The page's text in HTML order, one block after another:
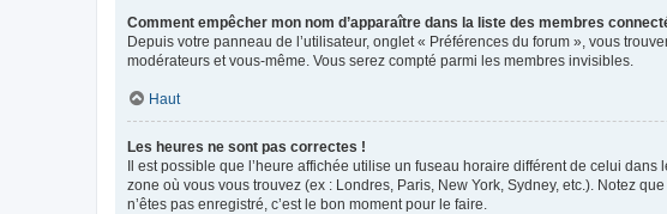
Comment empêcher mon nom d’apparaître dans la liste des membres
Depuis votre panneau de l’utilisateur, onglet « Préférences du forum », vous
modérateurs et vous-même. Vous serez compté parmi les membres invisibles.
Haut
Les heures ne sont pas correctes !
Il est possible que l’heure affichée utilise un fuseau horaire différent de celui dans
zone où vous vous trouvez (ex : Londres, Paris, New York, Sydney, etc.). Notez
n’êtes pas enregistré, c’est le bon moment pour le faire.